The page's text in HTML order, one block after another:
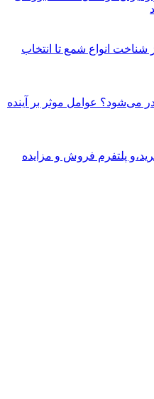
شناخت انواع شمع تا انتخاب
در سال ۱۴۰۶ چقدر می‌شود؟ عوامل موثر بر آینده
پلتفرم فروش و مزایده